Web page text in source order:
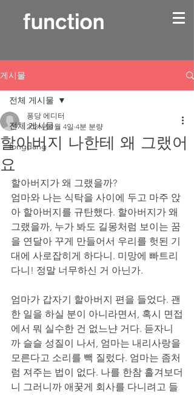
게시물
전체 게시물
fongdang
전체 게시물
할아버지 나한테 왜 그랬어
요
퐁당 에디터
2021년 1월 4일 4분 분량
할아버지가 왜 그랬을까?
엄마와 나는 식탁을 사이에 두고 마주 앉
아 할아버지를 규탄했다. 할아버지가 왜
그랬을까, 누가 봐도 길몽처럼 보이는 꿈
을 연달아 꾸게 만들어서 우리를 헛된 기
대에 사로잡히게 하다니. 미망에 빠트리
다니! 정말 너무하신 거 아닌가.
엄마가 갑자기 할아버지 편을 들었다. 괜
한 일을 하실 분이 아니라면서, 혹시 면접
에서 뭐 실수한 건 없느냔 거다. 듣자니
까 슬슬 성질이 나서, 엄마는 내리사랑을
모른다고 소리를 빽 질렀다. 엄마는 좀처
럼 져주는 법이 없다. 나를 한참 흘겨보더
니 그러니까 애꿎게 회사를 다니려고 들